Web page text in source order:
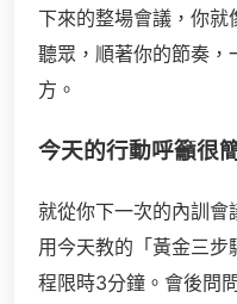
下來的整場會議，你就
聽眾，順著你的節奏，
方。
今天的行動呼籲很
就從你下一次的內訓會
用今天教的「黃金三
程限時3分鐘。會後問